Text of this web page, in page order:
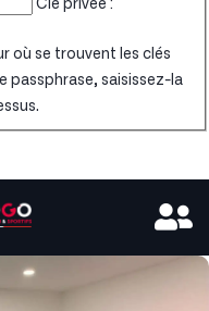
Clé privée :
où se trouvent les clés
passphrase, saisissez-la